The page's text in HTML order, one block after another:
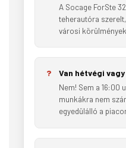
A Socage ForSte
teherautóra
városi
Van hétvégi
Nem! Sem a 16:00
munkákra nem
egyedülálló a